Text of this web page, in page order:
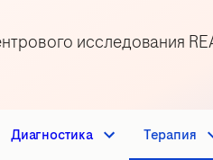
исследования
Диагностика Терапия